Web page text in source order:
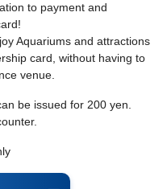
to payment and
Aquariums and attractions
card, without having to
venue.
be issued for 200 yen.